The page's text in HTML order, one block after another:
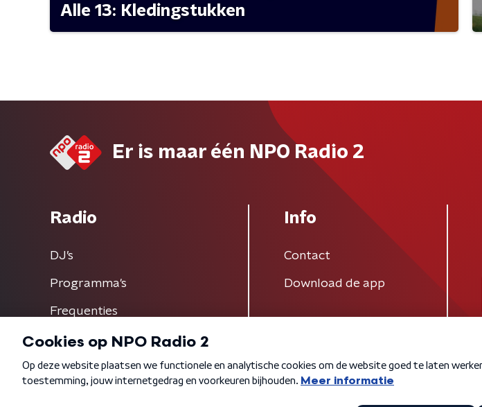
Alle 13: Kledingstukken
Er is maar één NPO Radio 2
Radio
DJ’s
Programma's
Frequenties
Info
Contact
Download de app
Algemene voorwaarden Privacybeleid